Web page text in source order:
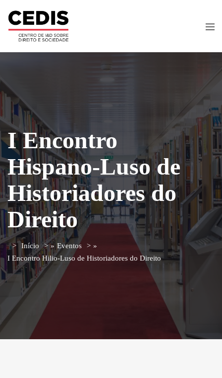
I Encontro
Hispano-Luso de
Historiadores do
Direito
Início » Eventos
»
I Encontro Hilio-Luso de Historiadores do Direito